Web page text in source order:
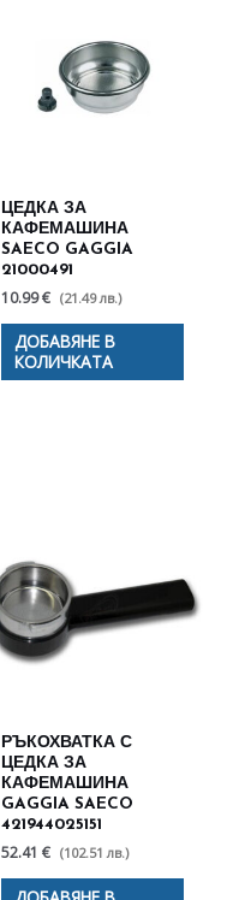
ЦЕДКА ЗА
КАФЕМАШИНА
SAECO GAGGIA
21000491
10.99 € (21.49 лв.)
ДОБАВЯНЕ В
КОЛИЧКАТА
РЪКОХВАТКА С
ЦЕДКА ЗА
КАФЕМАШИНА
GAGGIA SAECO
421944025151
52.41 € (102.51 лв.)